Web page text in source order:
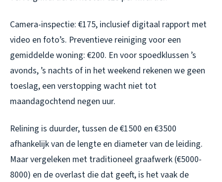
Camera-inspectie: €175, inclusief digitaal rapport met
video en foto’s. Preventieve reiniging voor een
gemiddelde woning: €200. En voor spoedklussen ’s
avonds, ’s nachts of in het weekend rekenen we geen
toeslag, een verstopping wacht niet tot
maandagochtend negen uur.
Relining is duurder, tussen de €1500 en €3500
afhankelijk van de lengte en diameter van de leiding.
Maar vergeleken met traditioneel graafwerk (€5000-
8000) en de overlast die dat geeft, is het vaak de